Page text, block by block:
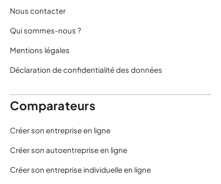
Nous contacter
Qui sommes-nous ?
Mentions légales
Déclaration de confidentialité des données
Comparateurs
Créer son entreprise en ligne
Créer son autoentreprise en ligne
Créer son entreprise individuelle en ligne